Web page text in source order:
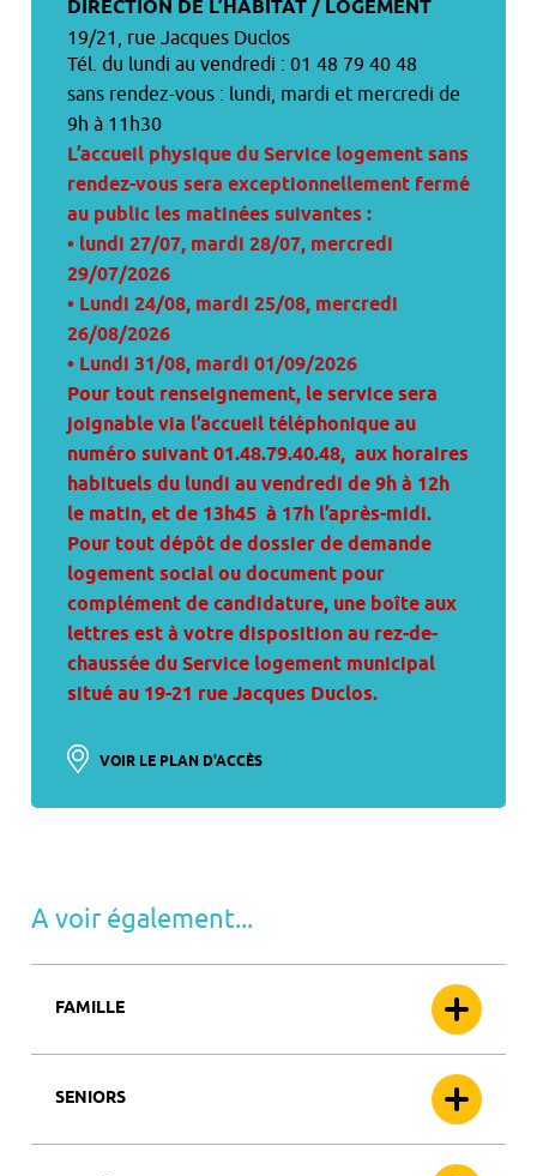
DIRECTION DE L’HABITAT / LOGEMENT
19/21, rue Jacques Duclos
Tél. du lundi au vendredi : 01 48 79 40 48
sans rendez-vous : lundi, mardi et mercredi de
9h à 11h30
L’accueil physique du Service logement sans
rendez-vous sera exceptionnellement fermé
au public les matinées suivantes :
• lundi 27/07, mardi 28/07, mercredi
29/07/2026
• Lundi 24/08, mardi 25/08, mercredi
26/08/2026
• Lundi 31/08, mardi 01/09/2026
Pour tout renseignement, le service sera
joignable via l’accueil téléphonique au
numéro suivant 01.48.79.40.48, aux horaires
habituels du lundi au vendredi de 9h à 12h
le matin, et de 13h45 à 17h l’après-midi.
Pour tout dépôt de dossier de demande
logement social ou document pour
complément de candidature, une boîte aux
lettres est à votre disposition au rez-de-
chaussée du Service logement municipal
situé au 19-21 rue Jacques Duclos.
VOIR LE PLAN D'ACCÈS
A voir également...
FAMILLE
SENIORS